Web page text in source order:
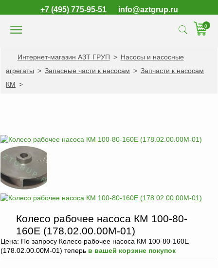
+7 (495) 775-95-51 info@aztgrup.ru
0
КАТАЛОГ ПРОДУКЦИИ
Топливораздаточные
колонки
для электромобилей
Погружные насосы к
ТРК и ГРК
Запасные части к
ТРК и ГРК
оборудование
ТОПАЗ
Пульты управления,
контроллеры
Интернет-магазин АЗТ ГРУП > Насосы и насосные
агрегаты > Запасные части к насосам > Запчасти к насосам
КМ >
Колесо рабочее насоса КМ 100-80-
160Е (178.02.00.00М-01)
Цена: По запросу Колесо рабочее насоса КМ 100-80-160Е
(178.02.00.00М-01) теперь в вашей корзине покупок